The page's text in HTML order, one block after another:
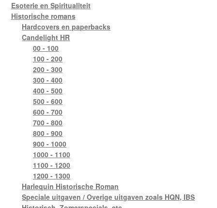
Esoterie en Spiritualiteit
Historische romans
Hardcovers en paperbacks
Candelight HR
00 - 100
100 - 200
200 - 300
300 - 400
400 - 500
500 - 600
600 - 700
700 - 800
800 - 900
900 - 1000
1000 - 1100
1100 - 1200
1200 - 1300
Harlequin Historische Roman
Speciale uitgaven / Overige uitgaven zoals HQN, IBS